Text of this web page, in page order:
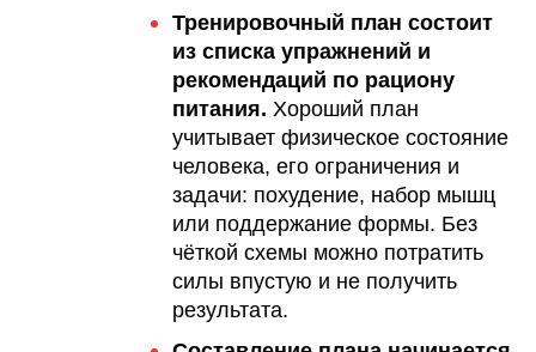
Тренировочный план состоит
из списка упражнений и
рекомендаций по рациону
питания. Хороший план
учитывает физическое состояние
человека, его ограничения и
задачи: похудение, набор мышц
или поддержание формы. Без
чёткой схемы можно потратить
силы впустую и не получить
результата.